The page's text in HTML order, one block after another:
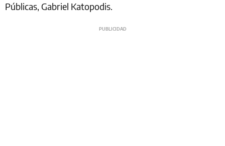
Públicas, Gabriel Katopodis.